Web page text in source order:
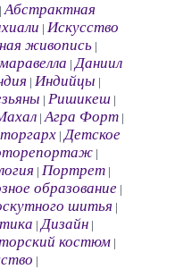
|Абстрактная
Искусство
живопись
|Даниил
|Индийцы
|Ришикеш
|Агра Форт|
|Детское
|
Портрет|
образование|
шитья
|Дизайн|
костюм